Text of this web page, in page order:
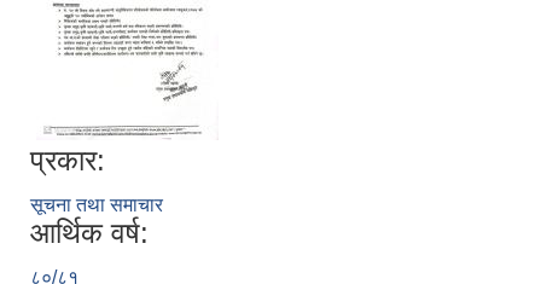
प्रकार:
सूचना तथा समाचार
आर्थिक वर्ष:
८०/८१